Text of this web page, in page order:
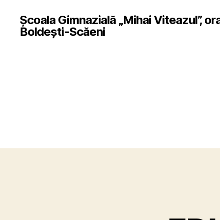
Școala Gimnazială „Mihai Viteazul”,
Boldești-Scăeni